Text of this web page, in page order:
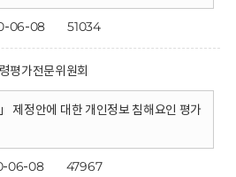
06-08 51034
평가전문위원회
제정안에 대한 개인정보 침해요인 평가
06-08 47967